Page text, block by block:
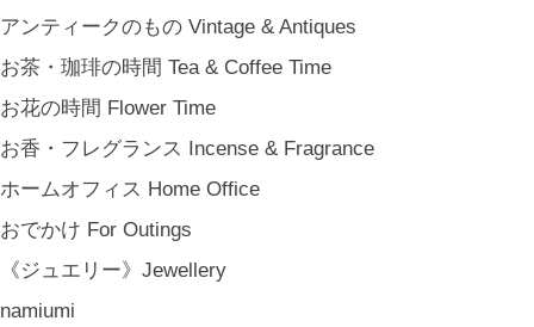
アンティークのもの Vintage & Antiques
お茶・珈琲の時間 Tea & Coffee Time
お花の時間 Flower Time
お香・フレグランス Incense & Fragrance
ホームオフィス Home Office
おでかけ For Outings
《ジュエリー》Jewellery
namiumi